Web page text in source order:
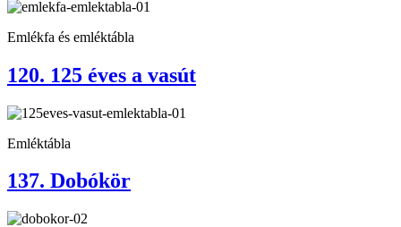
Emlékfa és emléktábla
120. 125 éves a vasút
Emléktábla
137. Dobókör